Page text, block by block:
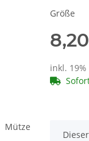
Größe
inkl. 19%
x